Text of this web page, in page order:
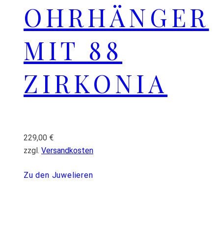
OHRHÄNGER
MIT 88
ZIRKONIA
229,00 €
zzgl. Versandkosten
Zu den Juwelieren